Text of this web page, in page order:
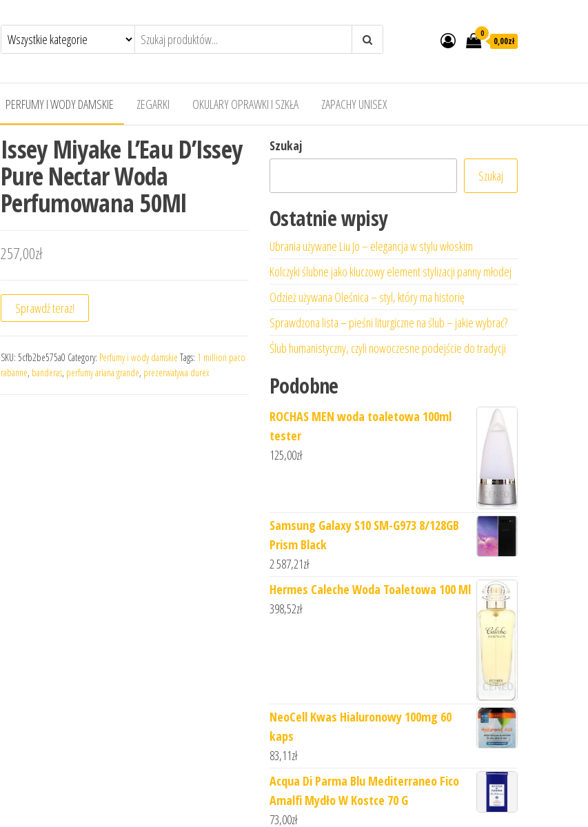
0
0,00zł
PERFUMY I WODY DAMSKIE ZEGARKI OKULARY OPRAWKI I SZKŁA ZAPACHY UNISEX
Issey Miyake L’Eau D’Issey
Pure Nectar Woda
Perfumowana 50Ml
257,00zł
Sprawdź teraz!
SKU: 5cfb2be575a0 Category: Perfumy i wody damskie Tags: 1 million paco
rabanne, banderas, perfumy ariana grande, prezerwatywa durex
Szukaj
Szukaj
Ostatnie wpisy
Ubrania używane Liu Jo – elegancja w stylu włoskim
Kolczyki ślubne jako kluczowy element stylizacji panny młodej
Odzież używana Oleśnica – styl, który ma historię
Sprawdzona lista – pieśni liturgiczne na ślub – jakie wybrać?
Ślub humanistyczny, czyli nowoczesne podejście do tradycji
Podobne
ROCHAS MEN woda toaletowa 100ml
tester
125,00zł
Samsung Galaxy S10 SM-G973 8/128GB
Prism Black
2 587,21zł
Hermes Caleche Woda Toaletowa 100 Ml
398,52zł
NeoCell Kwas Hialuronowy 100mg 60
kaps
83,11zł
Acqua Di Parma Blu Mediterraneo Fico
Amalfi Mydło W Kostce 70 G
73,00zł